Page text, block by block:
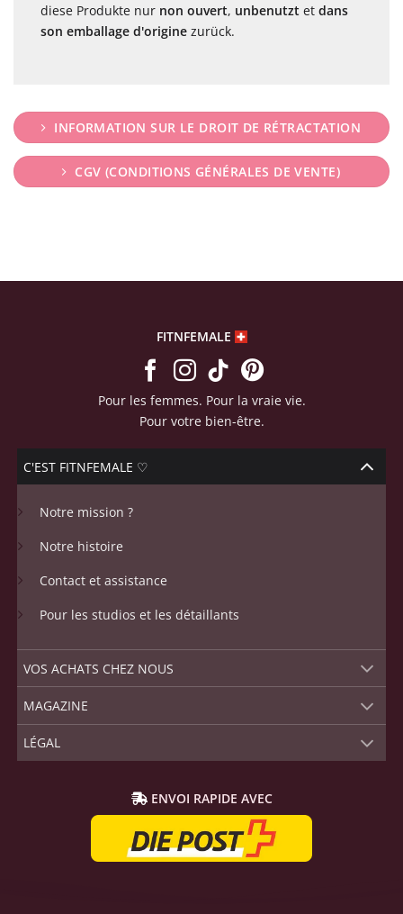
diese Produkte nur non ouvert, unbenutzt et dans
son emballage d'origine zurück.
INFORMATION SUR LE DROIT DE RÉTRACTATION
CGV (CONDITIONS GÉNÉRALES DE VENTE)
FITNFEMALE
Pour les femmes. Pour la vraie vie.
Pour votre bien-être.
C'EST FITNFEMALE ♡
Notre mission ?
Notre histoire
Contact et assistance
Pour les studios et les détaillants
VOS ACHATS CHEZ NOUS
MAGAZINE
LÉGAL
ENVOI RAPIDE AVEC